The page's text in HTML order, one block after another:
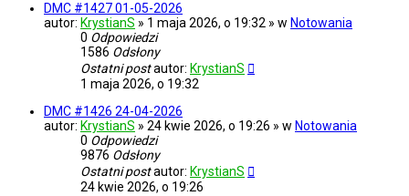
DMC #1427 01-05-2026
autor: KrystianS » 1 maja 2026, o 19:32 » w Notowania
0 Odpowiedzi
1586 Odsłony
Ostatni postautor: KrystianS
1 maja 2026, o 19:32
DMC #1426 24-04-2026
autor: KrystianS » 24 kwie 2026, o 19:26 » w Notowania
0 Odpowiedzi
9876 Odsłony
Ostatni postautor: KrystianS
24 kwie 2026, o 19:26